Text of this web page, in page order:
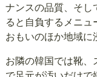
ナンスの品質、そし
ると自負するメニ
おもいのほか地域に
お隣の韓国では靴、